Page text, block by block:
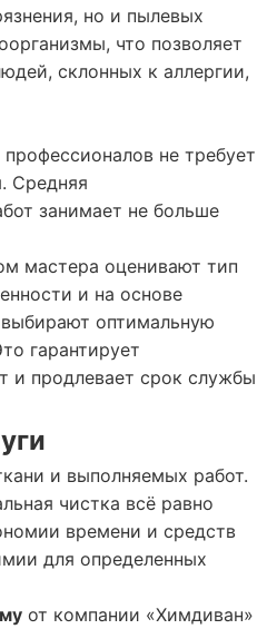
но и пылевых
что позволяет
склонных к аллергии,
не требует
Средняя
занимает не больше
мастера оценивают тип
и на основе
оптимальную
гарантирует
и продлевает срок службы
и выполняемых работ.
чистка всё равно
времени и средств
для определенных
от компании «Химдиван»